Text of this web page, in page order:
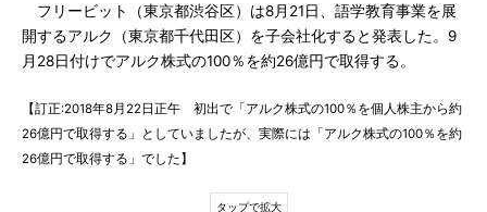
フリービット（東京都渋谷区）は8月21日、語学教育事業を展
開するアルク（東京都千代田区）を子会社化すると発表した。9
月28日付けでアルク株式の100％を約26億円で取得する。
【訂正:2018年8月22日正午 初出で「アルク株式の100％を個人株主から約
26億円で取得する」としていましたが、実際には「アルク株式の100％を約
26億円で取得する」でした】